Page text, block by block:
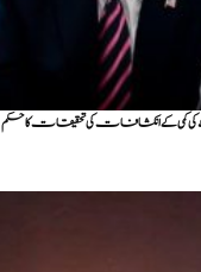
کے انکشافات کی تحقیقات کا حکم